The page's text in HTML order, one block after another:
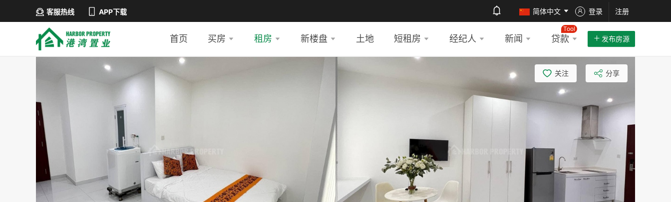
客服热线 APP下载 简体中文 登录 注册
首页 买房 租房 新楼盘 土地 短租房 经纪人 新闻 贷款
Tool
发布房源
关注 分享